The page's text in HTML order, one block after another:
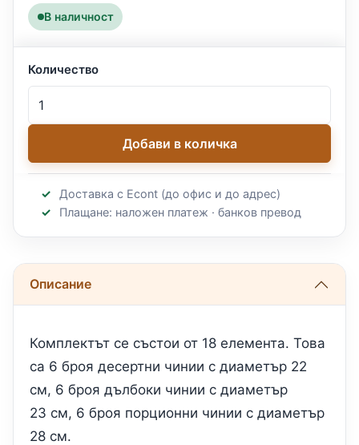
В наличност
Количество
Добави в количка
Доставка с Econt (до офис и до адрес)
Плащане: наложен платеж · банков превод
Описание
Комплектът се състои от 18 елемента. Това
са 6 броя десертни чинии с диаметър 22
см, 6 броя дълбоки чинии с диаметър
23 см, 6 броя порционни чинии с диаметър
28 см.